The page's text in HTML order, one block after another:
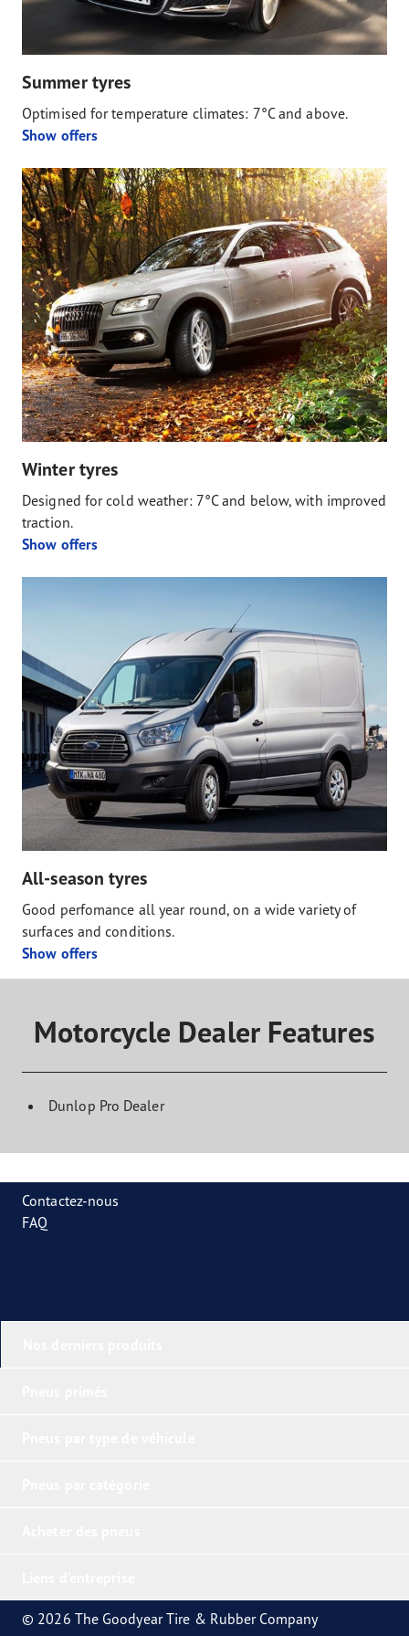
Summer tyres
Optimised for temperature climates: 7°C and above.
Show offers
Winter tyres
Designed for cold weather: 7°C and below, with improved
traction.
Show offers
All-season tyres
Good perfomance all year round, on a wide variety of
surfaces and conditions.
Show offers
Motorcycle Dealer Features
Dunlop Pro Dealer
Contactez-nous
FAQ
© 2026 The Goodyear Tire & Rubber Company